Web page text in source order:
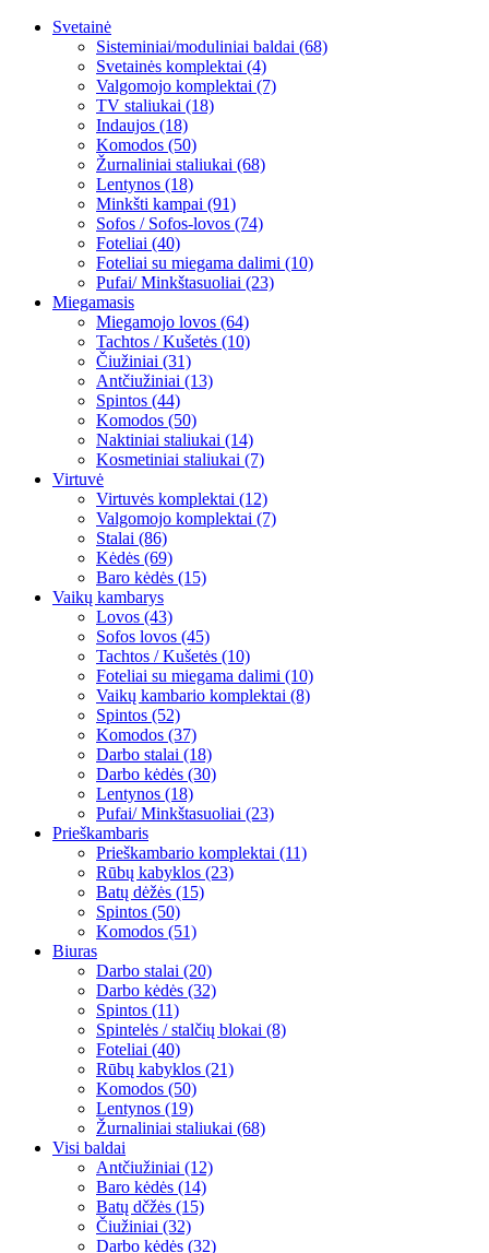
Svetainė
Sisteminiai/moduliniai baldai (68)
Svetainės komplektai (4)
Valgomojo komplektai (7)
TV staliukai (18)
Indaujos (18)
Komodos (50)
Žurnaliniai staliukai (68)
Lentynos (18)
Minkšti kampai (91)
Sofos / Sofos-lovos (74)
Foteliai (40)
Foteliai su miegama dalimi (10)
Pufai/ Minkštasuoliai (23)
Miegamasis
Miegamojo lovos (64)
Tachtos / Kušetės (10)
Čiužiniai (31)
Antčiužiniai (13)
Spintos (44)
Komodos (50)
Naktiniai staliukai (14)
Kosmetiniai staliukai (7)
Virtuvė
Virtuvės komplektai (12)
Valgomojo komplektai (7)
Stalai (86)
Kėdės (69)
Baro kėdės (15)
Vaikų kambarys
Lovos (43)
Sofos lovos (45)
Tachtos / Kušetės (10)
Foteliai su miegama dalimi (10)
Vaikų kambario komplektai (8)
Spintos (52)
Komodos (37)
Darbo stalai (18)
Darbo kėdės (30)
Lentynos (18)
Pufai/ Minkštasuoliai (23)
Prieškambaris
Prieškambario komplektai (11)
Rūbų kabyklos (23)
Batų dėžės (15)
Spintos (50)
Komodos (51)
Biuras
Darbo stalai (20)
Darbo kėdės (32)
Spintos (11)
Spintelės / stalčių blokai (8)
Foteliai (40)
Rūbų kabyklos (21)
Komodos (50)
Lentynos (19)
Žurnaliniai staliukai (68)
Visi baldai
Antčiužiniai (12)
Baro kėdės (14)
Batų dčžės (15)
Čiužiniai (32)
Darbo kėdės (32)